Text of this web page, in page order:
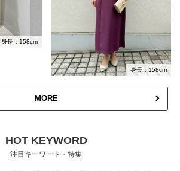
身長：158cm
身長：158cm
MORE
HOT KEYWORD
注目キーワード・特集